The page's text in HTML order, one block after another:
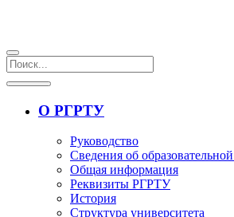
О РГРТУ
Руководство
Сведения об
Общая информация
Реквизиты РГРТУ
История
Структура университета